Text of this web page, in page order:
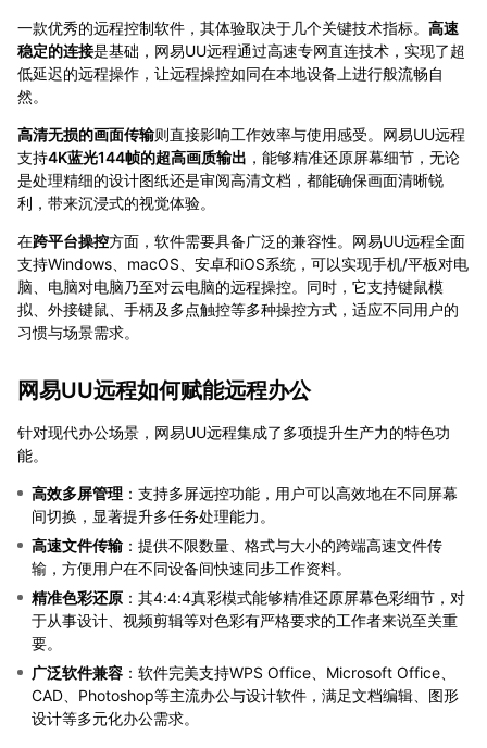
一款优秀的远程控制软件，其体验取决于几个关键技术指标。 高速
稳定的连接是基础，网易UU远程通过高速专网直连技术，实现了超
低延迟的远程操作，让远程操控如同在本地设备上进行般流畅自
然。
高清无损的画面传输则直接影响工作效率与使用感受。网易UU远程
支持4K蓝光144帧的超高画质输出 ，能够精准还原屏幕细节，无论
是处理精细的设计图纸还是审阅高清文档，都能确保画面清晰锐
利，带来沉浸式的视觉体验。
在跨平台操控方面，软件需要具备广泛的兼容性。网易UU远程全面
支持Windows、macOS、安卓和iOS系统，可以实现手机/平板对电
脑、电脑对电脑乃至对云电脑的远程操控。同时，它支持键鼠模
拟、外接键鼠、手柄及多点触控等多种操控方式，适应不同用户的
习惯与场景需求。
网易UU远程如何赋能远程办公
针对现代办公场景，网易UU远程集成了多项提升生产力的特色功
能。
高效多屏管理：支持多屏远控功能，用户可以高效地在不同屏幕
间切换，显著提升多任务处理能力。
高速文件传输：提供不限数量、格式与大小的跨端高速文件传
输，方便用户在不同设备间快速同步工作资料。
精准色彩还原：其4:4:4真彩模式能够精准还原屏幕色彩细节，对
于从事设计、视频剪辑等对色彩有严格要求的工作者来说至关重
要。
广泛软件兼容：软件完美支持WPS Office、Microsoft Office、
CAD、Photoshop等主流办公与设计软件，满足文档编辑、图形
设计等多元化办公需求。